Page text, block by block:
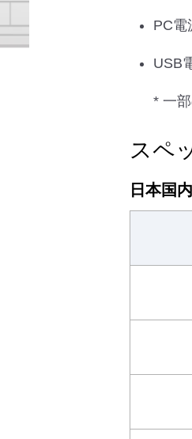
PC電
USB
* 一
スペ
日本国